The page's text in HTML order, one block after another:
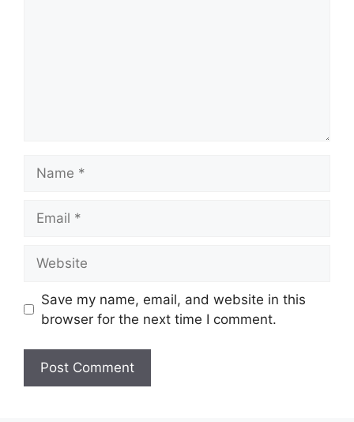
Save my name, email, and website in this
browser for the next time I comment.